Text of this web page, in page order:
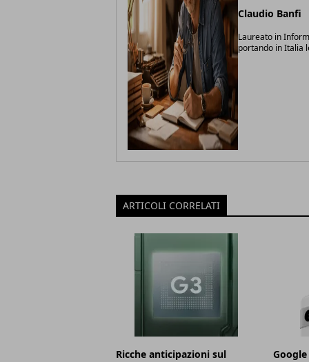
Claudio Banfi
Laureato in
portando in Italia
ARTICOLI CORRELATI
Ricche anticipazioni sul